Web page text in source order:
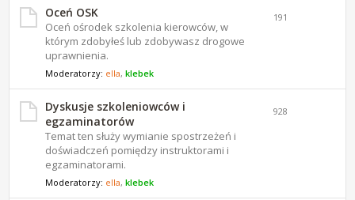
Oceń OSK
Oceń ośrodek szkolenia kierowców, w
którym zdobyłeś lub zdobywasz drogowe
uprawnienia.
Moderatorzy: ella,klebek
191
Dyskusje szkoleniowców i
egzaminatorów
Temat ten służy wymianie spostrzeżeń i
doświadczeń pomiędzy instruktorami i
egzaminatorami.
Moderatorzy: ella,klebek
928